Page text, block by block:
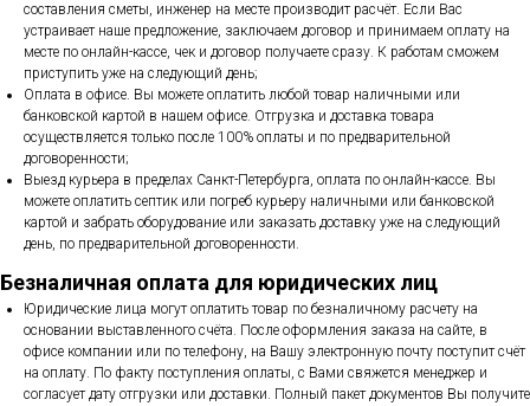
составления сметы, инженер на месте производит расчёт. Если Вас
устраивает наше предложение, заключаем договор и принимаем оплату на
месте по онлайн-кассе, чек и договор получаете сразу. К работам сможем
приступить уже на следующий день;
Оплата в офисе. Вы можете оплатить любой товар наличными или
банковской картой в нашем офисе. Отгрузка и доставка товара
осуществляется только после 100% оплаты и по предварительной
договоренности;
Выезд курьера в пределах Санкт-Петербурга, оплата по онлайн-кассе. Вы
можете оплатить септик или погреб курьеру наличными или банковской
картой и забрать оборудование или заказать доставку уже на следующий
день, по предварительной договоренности.
Безналичная оплата для юридических лиц
Юридические лица могут оплатить товар по безналичному расчету на
основании выставленного счёта. После оформления заказа на сайте, в
офисе компании или по телефону, на Вашу электронную почту поступит счёт
на оплату. По факту поступления оплаты, с Вами свяжется менеджер и
согласует дату отгрузки или доставки. Полный пакет документов Вы получите